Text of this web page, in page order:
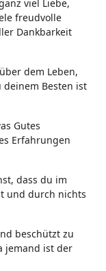
viel Liebe,
freudvolle
Dankbarkeit
dem Leben,
deinem Besten ist
Gutes
Erfahrungen
dass du im
und durch nichts
beschützt zu
jemand ist der